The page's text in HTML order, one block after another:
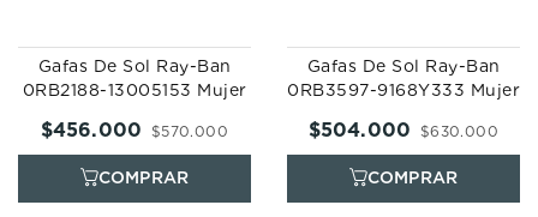
Gafas De Sol Ray-Ban
0RB2188-13005153 Mujer
$570.000
$456.000
Gafas De Sol Ray-Ban
0RB3597-9168Y333 Mujer
$630.000
$504.000